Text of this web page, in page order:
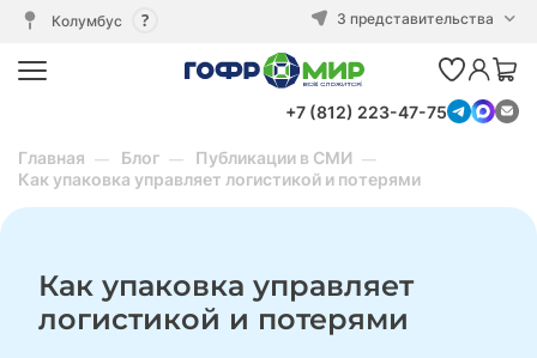
Колумбус 3 представительства
+7 (812) 223-47-75
Главная Блог
Публикации в СМИ
Как упаковка управляет логистикой и потерями
Как упаковка управляет
логистикой и потерями